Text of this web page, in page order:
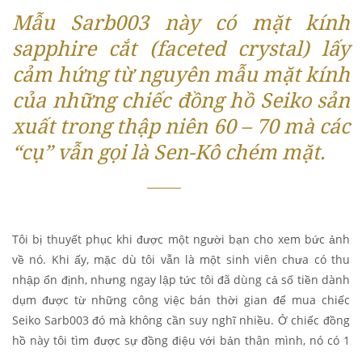
Mẫu Sarb003 này có mặt kính
sapphire cắt (faceted crystal) lấy
cảm hứng từ nguyên mẫu mặt kính
của những chiếc đồng hồ Seiko sản
xuất trong thập niên 60 – 70 mà các
“cụ” vẫn gọi là Sen-Kô chém mặt.
Tôi bị thuyết phục khi được một người bạn cho xem bức ảnh
về nó. Khi ấy, mặc dù tôi vẫn là một sinh viên chưa có thu
nhập ổn định, nhưng ngay lập tức tôi đã dùng cả số tiền dành
dụm được từ những công việc bán thời gian để mua chiếc
Seiko Sarb003 đó mà không cần suy nghĩ nhiều. Ở chiếc đồng
hồ này tôi tìm được sự đồng điệu với bản thân mình, nó có 1